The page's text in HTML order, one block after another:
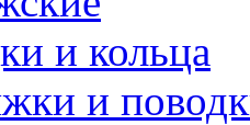
и кольца
и